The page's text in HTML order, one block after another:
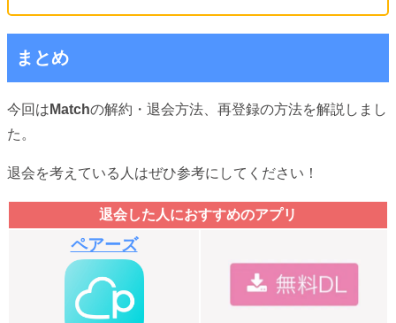
まとめ
今回は Matchの解約・退会方法、再登録の方法を解説しまし
た。
退会を考えている人はぜひ参考にしてください！
退会した人におすすめのアプリ
ペアーズ